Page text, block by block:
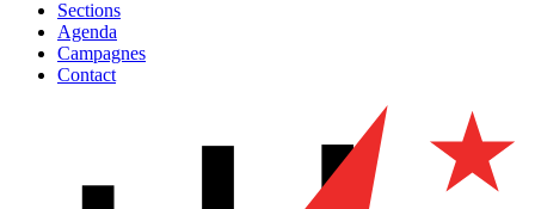
Sections
Agenda
Campagnes
Contact